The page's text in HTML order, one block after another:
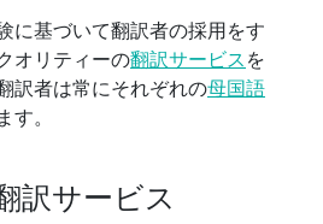
に基づいて翻訳者の採用をす
オリティーの翻訳サービス を
訳者は常にそれぞれの母国語
す。
訳サービス